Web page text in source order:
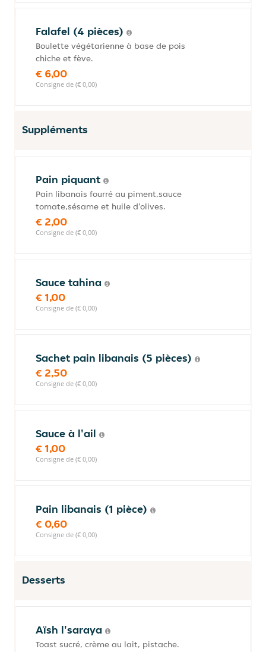
Falafel (4 pièces)
Boulette végétarienne à base de pois
chiche et fève.
€ 6,00
Consigne de (€ 0,00)
Suppléments
Pain piquant
Pain libanais fourré au piment,sauce
tomate,sésame et huile d'olives.
€ 2,00
Consigne de (€ 0,00)
Sauce tahina
€ 1,00
Consigne de (€ 0,00)
Sachet pain libanais (5 pièces)
€ 2,50
Consigne de (€ 0,00)
Sauce à l'ail
€ 1,00
Consigne de (€ 0,00)
Pain libanais (1 pièce)
€ 0,60
Consigne de (€ 0,00)
Desserts
Aïsh l'saraya
Toast sucré, crème au lait, pistache.